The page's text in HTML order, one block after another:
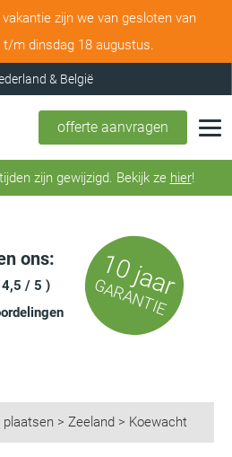
zijn we van gesloten van
t/m dinsdag 18 augustus.
offerte aanvragen
zijn gewijzigd. Bekijk ze hier!
ons:
4,5 / 5 )
10 jaar
GARANTIE
> Zeeland > Koewacht